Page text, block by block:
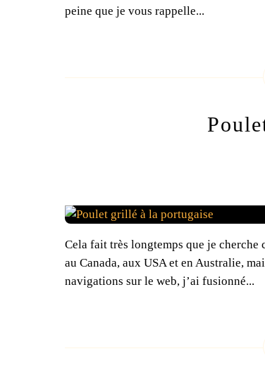
peine que je vous rappelle...
Cela fait très longtemps que je cherche
au Canada, aux USA et en Australie,
navigations sur le web, j’ai fusionné...